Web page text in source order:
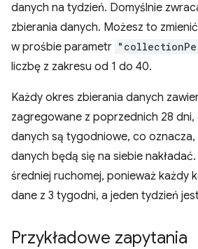
danych na tydzień. Domyślnie
zbierania danych. Możesz to
w prośbie parametr
liczbę z zakresu od 1 do 40.
Każdy okres zbierania danych
zagregowane z poprzednich 28 dni,
danych są tygodniowe, co oznacza,
danych będą się na siebie
średniej ruchomej, ponieważ każdy
dane z 3 tygodni, a jeden tydzień
Przykładowe zapytania